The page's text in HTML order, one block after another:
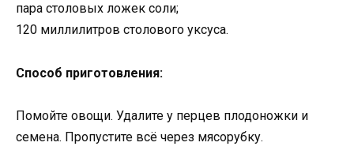
пара столовых ложек соли;
120 миллилитров столового уксуса.
Способ приготовления:
Помойте овощи. Удалите у перцев плодоножки и
семена. Пропустите всё через мясорубку.